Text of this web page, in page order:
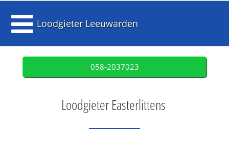
Loodgieter Leeuwarden
058-2037023
Loodgieter Easterlittens